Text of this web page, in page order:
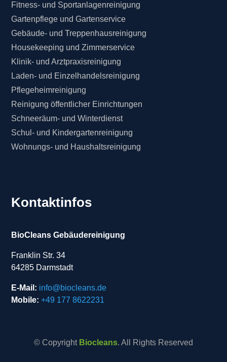
Fitness- und Sportanlagenreinigung
Gartenpflege und Gartenservice
Gebäude- und Treppenhausreinigung
Housekeeping und Zimmerservice
Klinik- und Arztpraxisreinigung
Laden- und Einzelhandelsreinigung
Pflegeheimreinigung
Reinigung öffentlicher Einrichtungen
Schneeräum- und Winterdienst
Schul- und Kindergartenreinigung
Wohnungs- und Haushaltsreinigung
Kontaktinfos
BioCleans Gebäudereinigung
Franklin Str. 34
64285 Darmstadt
E-Mail: info@biocleans.de
Mobile: +49 177 8622231
© Copyright Biocleans. All Rights Reserved